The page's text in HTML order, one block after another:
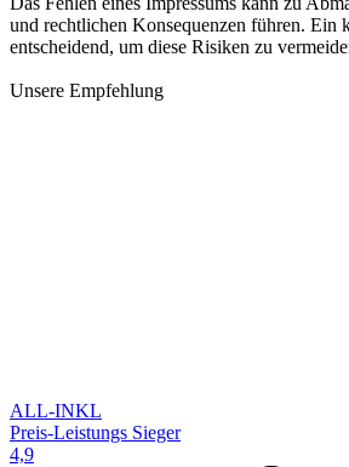
und rechtlichen Konsequenzen führen. Ein
entscheidend, um diese Risiken zu
Unsere Empfehlung
ALL-INKL
Preis-Leistungs Sieger
4,9